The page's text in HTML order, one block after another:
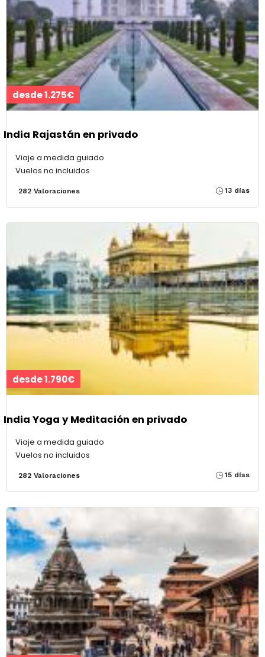
desde 1.275€
India Rajastán en privado
Viaje a medida guiado
Vuelos no incluidos
282 Valoraciones 13 días
desde 1.790€
India Yoga y Meditación en privado
Viaje a medida guiado
Vuelos no incluidos
282 Valoraciones 15 días